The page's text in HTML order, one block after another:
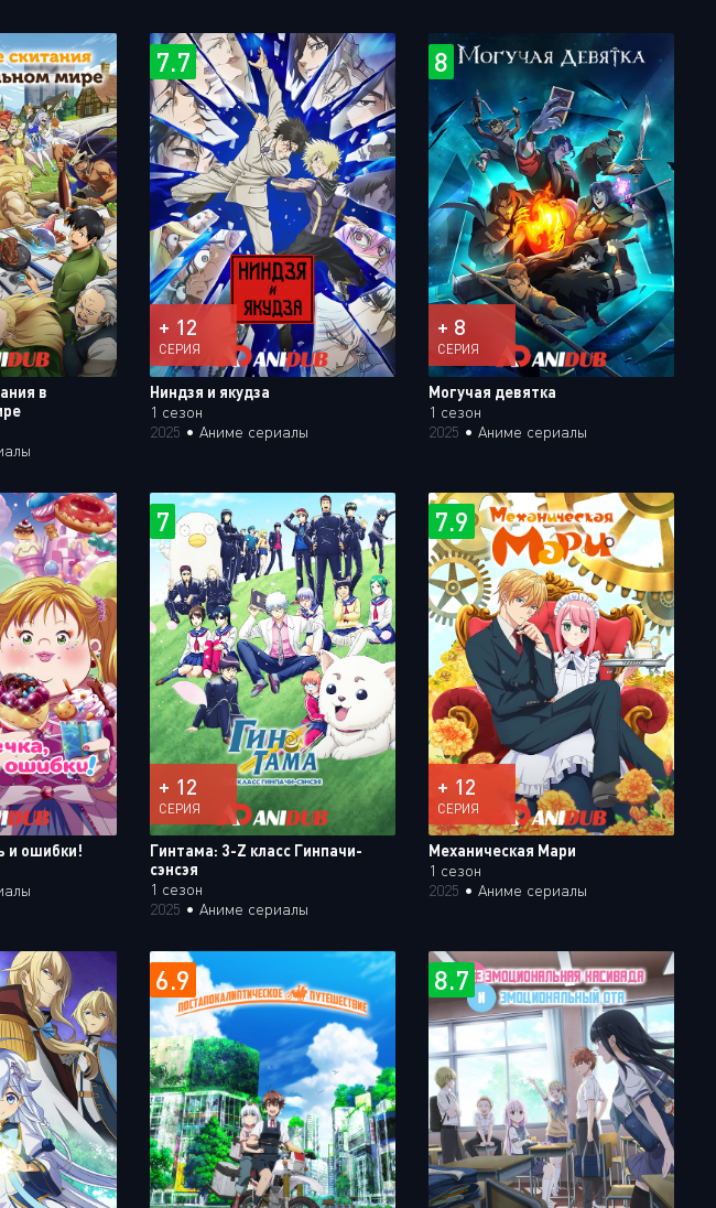
в
7.7
+ 12
СЕРИЯ
Ниндзя и якудза
1 сезон
2025 •Аниме сериалы
8
+ 8
СЕРИЯ
Могучая девятка
1 сезон
2025 •Аниме сериалы
и ошибки!
7
+ 12
СЕРИЯ
Гинтама: 3-Z класс Гинпачи-
сэнсэя
1 сезон
2025 •Аниме сериалы
7.9
+ 12
СЕРИЯ
Механическая Мари
1 сезон
2025 •Аниме сериалы
6.9 8.7